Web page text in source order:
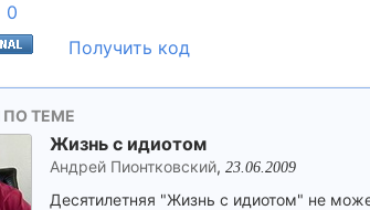
0
Получить код
ПО ТЕМЕ
Жизнь с идиотом
Андрей Пионтковский, 23.06.2009
Десятилетняя "Жизнь с идиотом" не